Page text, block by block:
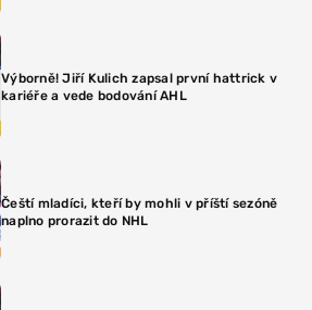
Výborně! Jiří Kulich zapsal první hattrick v
kariéře a vede bodování AHL
Čeští mladíci, kteří by mohli v příští sezóně
naplno prorazit do NHL